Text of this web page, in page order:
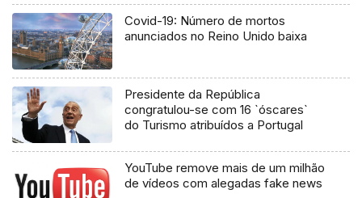
Covid-19: Número de mortos
anunciados no Reino Unido baixa
Presidente da República
congratulou-se com 16 `óscares`
do Turismo atribuídos a Portugal
YouTube remove mais de um milhão
de vídeos com alegadas fake news